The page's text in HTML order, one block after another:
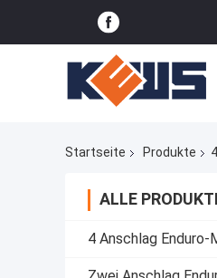
Startseite Produkte
ALLE
4 Anschlag